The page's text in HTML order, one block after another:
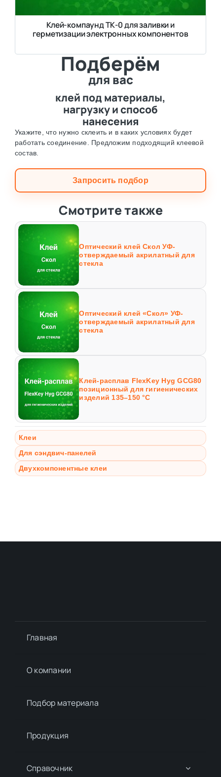
Клей-компаунд ТК-0 для заливки и
герметизации электронных компонентов
Подберём
для вас
клей под материалы,
нагрузку и способ
нанесения
Укажите, что нужно склеить и в каких условиях будет
работать соединение. Предложим подходящий клеевой
состав.
Запросить подбор
Смотрите также
Оптический клей Скол УФ-
отверждаемый акрилатный для
стекла
Оптический клей «Скол» УФ-
отверждаемый акрилатный для
стекла
Клей-расплав FlexKey Hyg GCG80
позиционный для гигиенических
изделий 135–150 °C
Клеи
Для сэндвич-панелей
Двухкомпонентные клеи
Главная
О компании
Подбор материалa
Продукция
Справочник